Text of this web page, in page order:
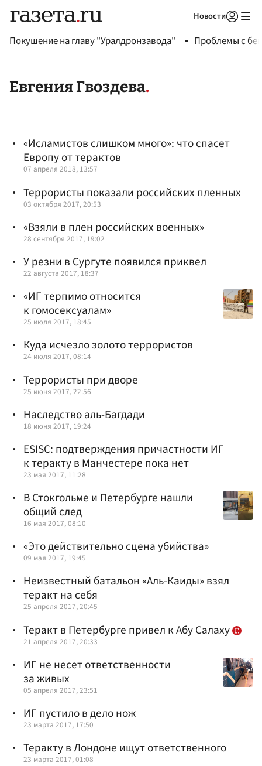
Новости
Покушение на главу "Уралдронзавода" Проблемы с
Евгения Гвоздева
«Исламистов слишком много»: что спасет
Европу от терактов
07 апреля 2018, 13:57
Террористы показали российских пленных
03 октября 2017, 20:53
«Взяли в плен российских военных»
28 сентября 2017, 19:02
У резни в Сургуте появился приквел
22 августа 2017, 18:37
«ИГ терпимо относится
к гомосексуалам»
25 июля 2017, 18:45
Куда исчезло золото террористов
24 июля 2017, 08:14
Террористы при дворе
25 июня 2017, 22:56
Наследство аль-Багдади
18 июня 2017, 19:24
ESISC: подтверждения причастности ИГ
к теракту в Манчестере пока нет
23 мая 2017, 11:28
В Стокгольме и Петербурге нашли
общий след
16 мая 2017, 08:10
«Это действительно сцена убийства»
09 мая 2017, 19:45
Неизвестный батальон «Аль-Каиды» взял
теракт на себя
25 апреля 2017, 20:45
Теракт в Петербурге привел к Абу Салаху
21 апреля 2017, 20:33
ИГ не несет ответственности
за живых
05 апреля 2017, 23:51
ИГ пустило в дело нож
23 марта 2017, 17:50
Теракту в Лондоне ищут ответственного
23 марта 2017, 01:08